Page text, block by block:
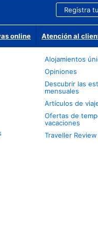
Registra
online Atención al
Alojamientos
Opiniones
Descubrir las
mensuales
Artículos de
Ofertas de
vacaciones
Traveller